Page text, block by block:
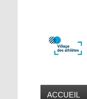
ACCUEIL